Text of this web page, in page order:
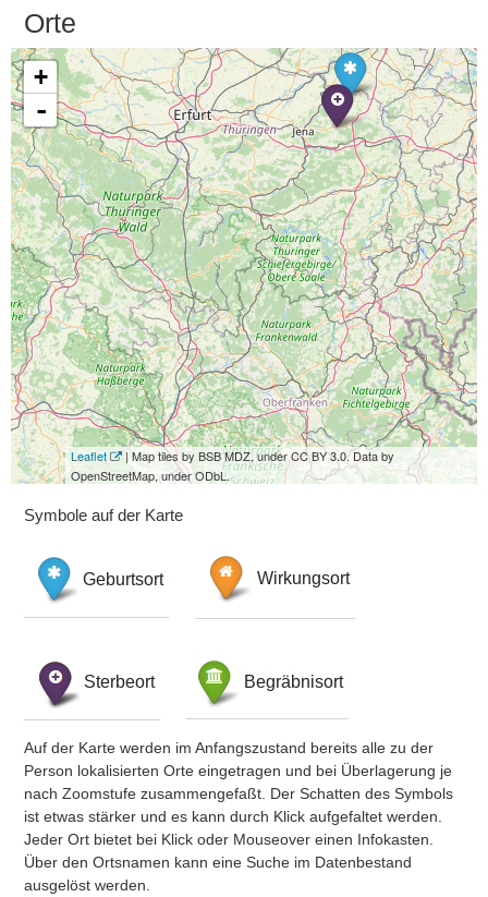
Orte
+
-
Leaflet
| Map tiles by BSB MDZ, under CC BY 3.0. Data by
OpenStreetMap, under ODbL.
Symbole auf der Karte
Geburtsort Wirkungsort
Sterbeort Begräbnisort
Auf der Karte werden im Anfangszustand bereits alle zu der
Person lokalisierten Orte eingetragen und bei Überlagerung je
nach Zoomstufe zusammengefaßt. Der Schatten des Symbols
ist etwas stärker und es kann durch Klick aufgefaltet werden.
Jeder Ort bietet bei Klick oder Mouseover einen Infokasten.
Über den Ortsnamen kann eine Suche im Datenbestand
ausgelöst werden.